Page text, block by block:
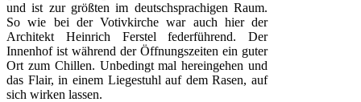
und ist zur größten im deutschsprachigen Raum.
So wie bei der Votivkirche war auch hier der
Architekt Heinrich Ferstel federführend. Der
Innenhof ist während der Öffnungszeiten ein guter
Ort zum Chillen. Unbedingt mal hereingehen und
das Flair, in einem Liegestuhl auf dem Rasen, auf
sich wirken lassen.